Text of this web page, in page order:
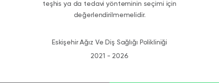
teşhis ya da tedavi yönteminin seçimi için
değerlendirilmemelidir.
Eskişehir Ağız Ve Diş Sağlığı Polikliniği
2021 - 2026